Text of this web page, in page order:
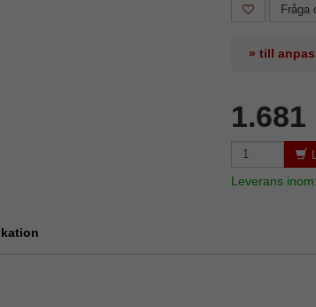
Fråga
» till
Leverans inom: